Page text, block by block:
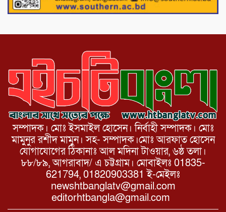
ভেঙ্গে যোগাযোগ বিছিন্ন
সম্পাদক। মোঃ ইসমাইল হোসেন। নির্বাহী সম্পাদক। মোঃ
মামুনুর রশীদ মামুন। সহ- সম্পাদক।মোঃ আরফাত হোসেন
যোগাযোগের ঠিকানাঃ আল মদিনা টাওয়ার, ৬ষ্ঠ তলা।
৮৮/৮৯, আগরাবাদ/ এ চট্টগ্রাম। মোবাইলঃ 01835-
621794, 01820903381 ই-মেইলঃ
newshtbanglatv@gmail.com
editorhtbangla@gmail.com